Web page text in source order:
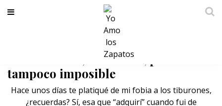
Así aprendí a sobrellevar mi fobia a
los tiburones; no es fácil, pero
tampoco imposible
Hace unos días te platiqué de mi fobia a los tiburones,
¿recuerdas? Sí, esa que “adquirí” cuando fui de